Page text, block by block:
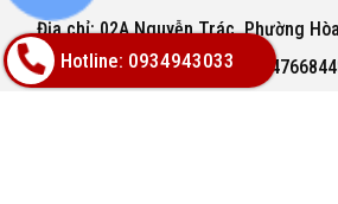
Địa chỉ: 02A Nguyễn Trác, Phường
Hotline:
Hotline: 0934943033